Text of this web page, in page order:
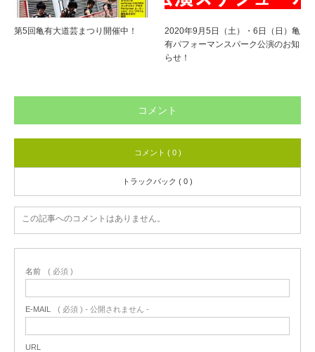
第5回亀有大道芸まつり開催中！
2020年9月5日（土）・6日（日）亀
有パフォーマンスパーク公演のお知
らせ！
コメント
コメント ( 0 )
トラックバック ( 0 )
この記事へのコメントはありません。
名前 ( 必須 )
E-MAIL ( 必須 ) - 公開されません -
URL